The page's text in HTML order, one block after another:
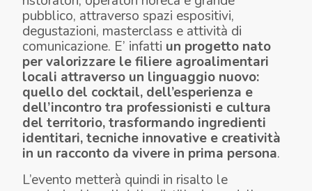
pubblico, attraverso spazi espositivi,
degustazioni, masterclass e attività di
comunicazione. E’ infatti un progetto nato
per valorizzare le filiere agroalimentari
locali attraverso un linguaggio nuovo:
quello del cocktail, dell’esperienza e
dell’incontro tra professionisti e cultura
del territorio, trasformando ingredienti
identitari, tecniche innovative e creatività
in un racconto da vivere in prima persona.
L’evento metterà quindi in risalto le